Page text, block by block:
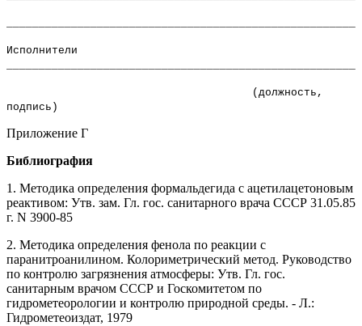
Исполнители
(должность,
подпись)
Приложение Г
Библиография
1. Методика определения формальдегида с ацетилацетоновым
реактивом: Утв. зам. Гл. гос. санитарного врача СССР 31.05.85
г. N 3900-85
2. Методика определения фенола по реакции с
паранитроанилином. Колориметрический метод. Руководство
по контролю загрязнения атмосферы: Утв. Гл. гос.
санитарным врачом СССР и Госкомитетом по
гидрометеорологии и контролю природной среды. - Л.:
Гидрометеоиздат, 1979